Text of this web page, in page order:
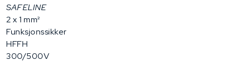
SAFELINE
2 x 1 mm²
Funksjonssikker
HFFH
300/500V